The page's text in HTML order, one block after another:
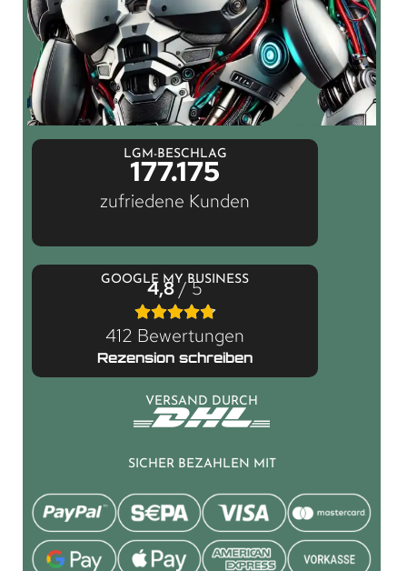
LGM-BESCHLAG
177.175
zufriedene Kunden
GOOGLE MY BUSINESS
4,8/ 5
412 Bewertungen
Rezension schreiben
VERSAND DURCH
SICHER BEZAHLEN MIT